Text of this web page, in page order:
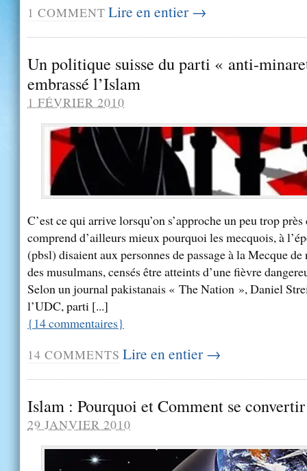
1 COMMENT Lire en entier →
Un politique suisse du parti « anti-
embrassé l’Islam
1 FÉVRIER 2010
C’est ce qui arrive lorsqu’on s’approche un peu trop
comprend d’ailleurs mieux pourquoi les mecquois, à
(pbsl) disaient aux personnes de passage à la Mecque de
des musulmans, censés être atteints d’une fièvre
Selon un journal pakistanais « The Nation », Daniel
l’UDC, parti [...]
{ 14commentaires}
14 COMMENTS Lire en entier →
Islam : Pourquoi et Comment se
29 JANVIER 2010